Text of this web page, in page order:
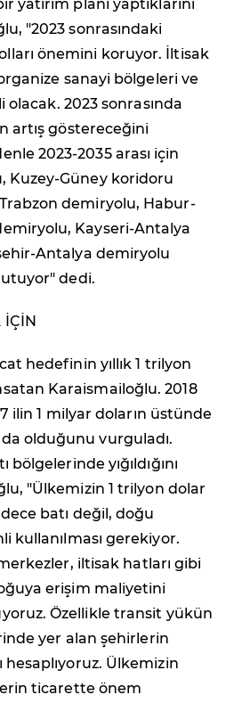
yatırım planı yaptıklarını
"2023 sonrasındaki
önemini koruyor. İltisak
sanayi bölgeleri ve
2023 sonrasında
artış göstereceğini
2023-2035 arası için
Kuzey-Güney koridoru
demiryolu, Habur-
Kayseri-Antalya
Antalya demiryolu
dedi.
İÇİN
hedefinin yıllık 1 trilyon
Karaismailoğlu. 2018
ilin 1 milyar doların üstünde
olduğunu vurguladı.
yığıldığını
"Ülkemizin 1 trilyon dolar
batı değil, doğu
kullanılması gerekiyor.
iltisak hatları gibi
erişim maliyetini
Özellikle transit yükün
yer alan şehirlerin
Ülkemizin
ticarette önem